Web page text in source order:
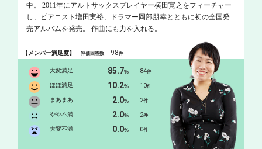
中。 2011年にアルトサックスプレイヤー横田寛之をフィーチャー
し、ピアニスト増田実裕、ドラマー岡部朋幸とともに初の全国発
売アルバムを発売。 作曲にも力を入れる。
【メンバー満足度】評価回答数 98件
大変満足 85.7% 84件
ほぼ満足 10.2% 10件
まあまあ 2.0% 2件
やや不満 2.0% 2件
大変不満 0.0% 0件